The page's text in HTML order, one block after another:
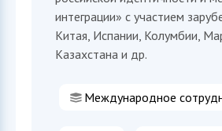
интеграции» с участием
Китая, Испании, Колумбии,
Казахстана и др.
Международное